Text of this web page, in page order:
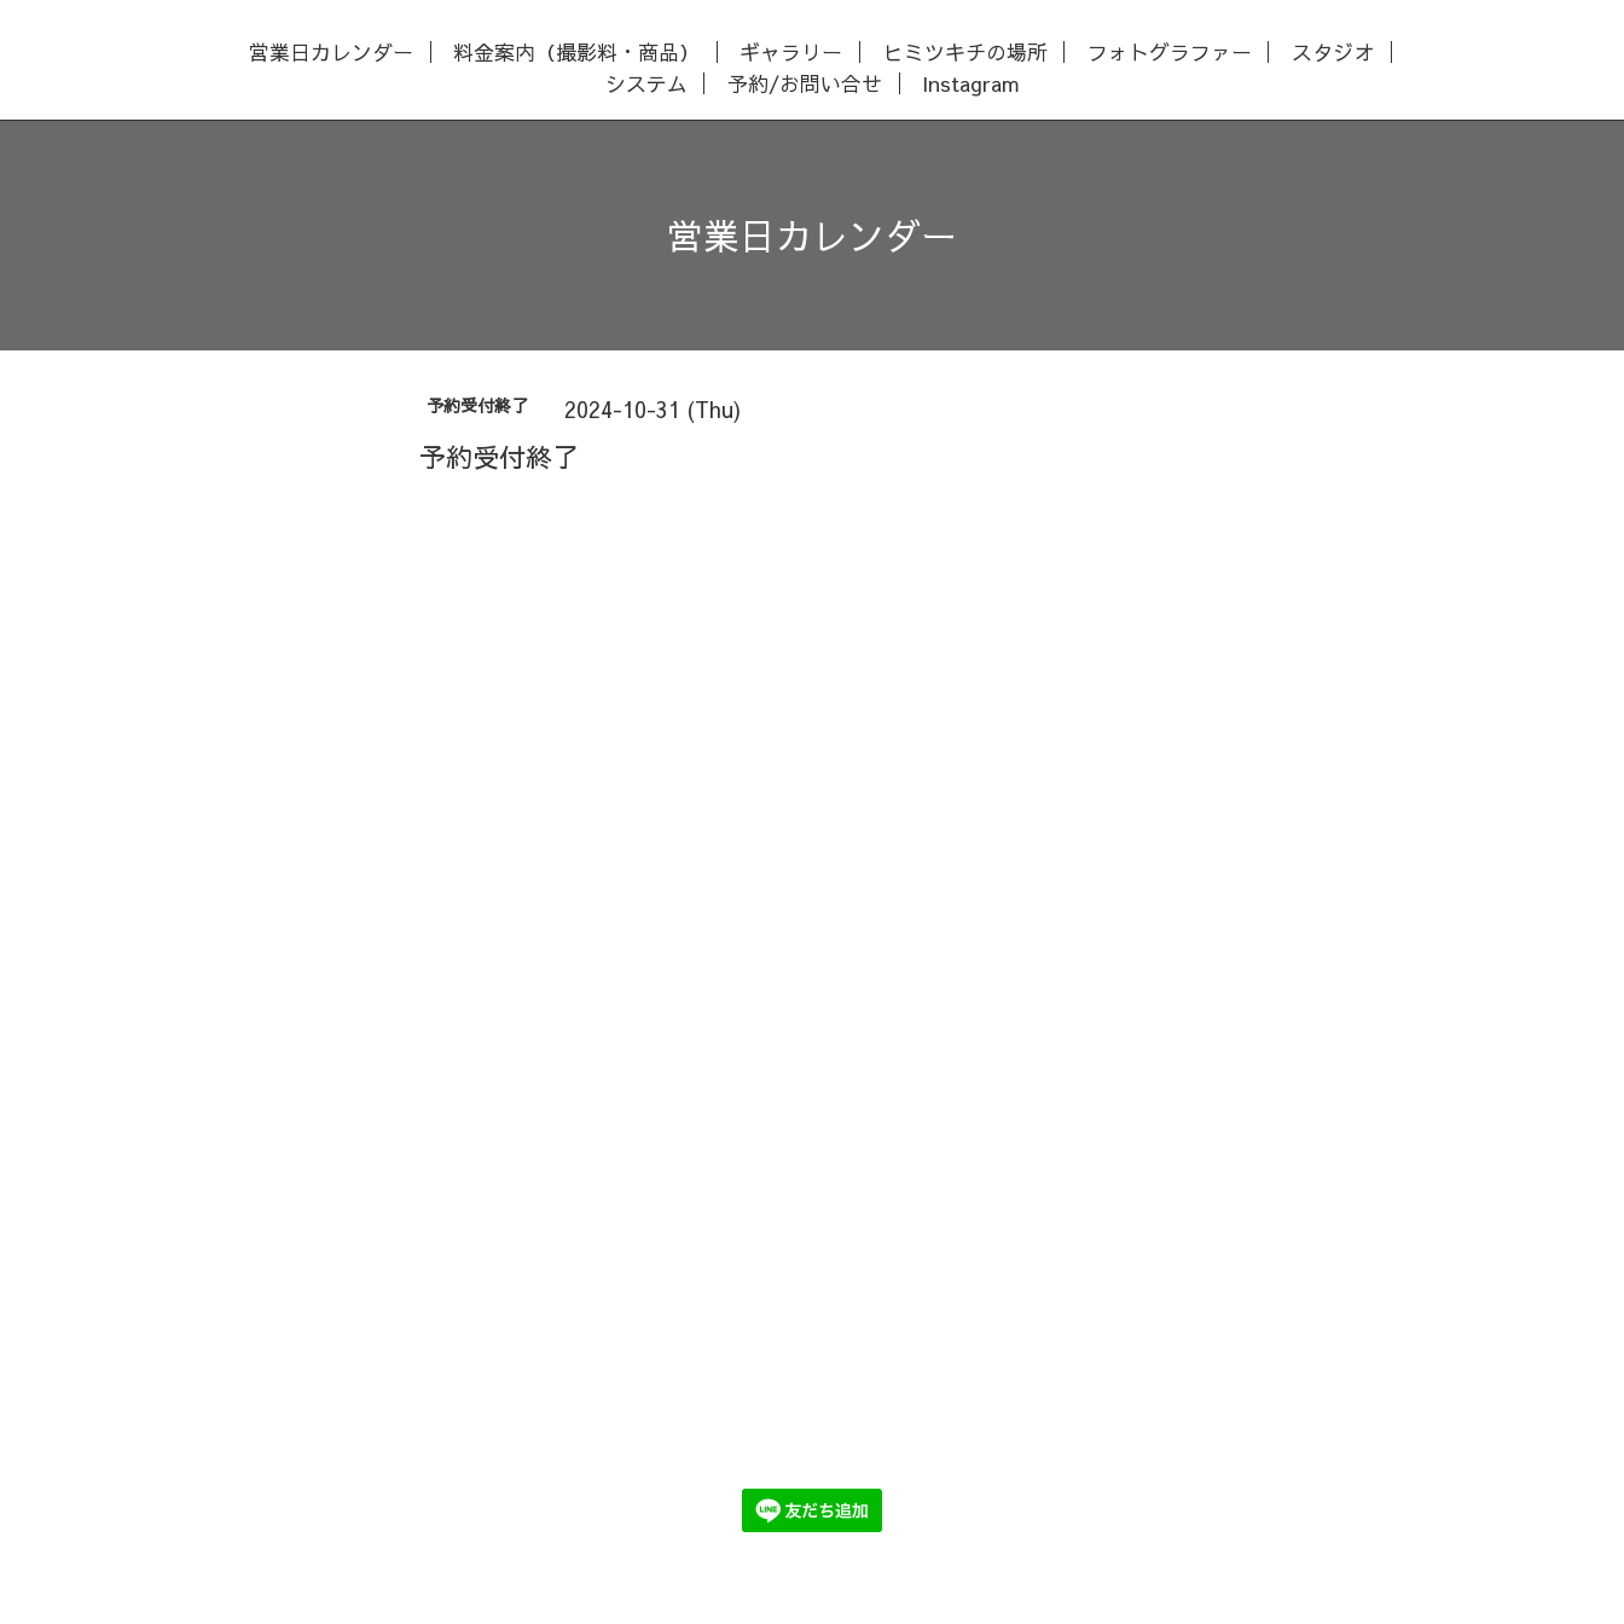
営業日カレンダー 料金案内（撮影料・商品） ギャラリー ヒミツキチの場所 フォトグラファー
スタジオ
システム
予約/お問い合せ Instagram
営業日カレンダー
予約受付終了 2024-10-31 (Thu)
予約受付終了